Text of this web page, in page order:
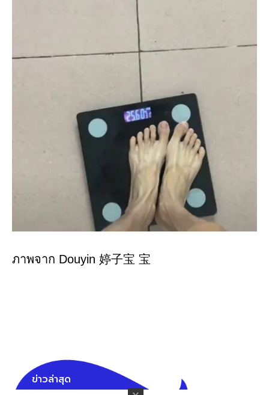
ภาพจาก Douyin 婷子宝 宝
ข่าวล่าสุด